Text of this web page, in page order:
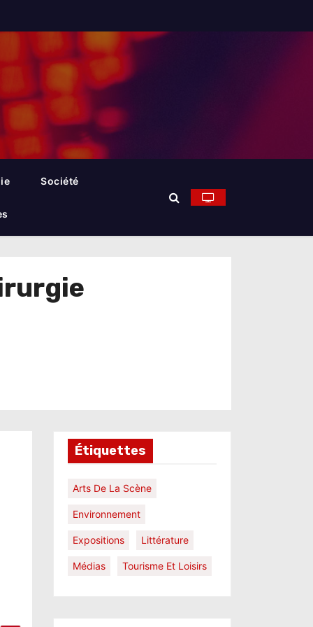
Société
Étiquettes
Arts De La Scène
Environnement
Expositions Littérature
Médias Tourisme Et Loisirs